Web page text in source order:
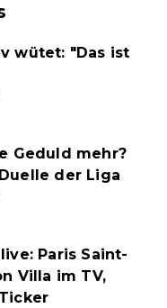
wütet: "Das ist
Geduld mehr?
der Liga
Paris Saint-
Villa im TV,